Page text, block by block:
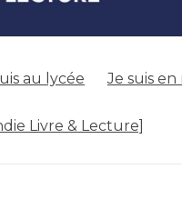
au lycée Je suis
Livre & Lecture]